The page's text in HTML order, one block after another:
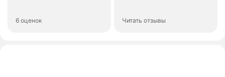
6 оценок Читать отзывы